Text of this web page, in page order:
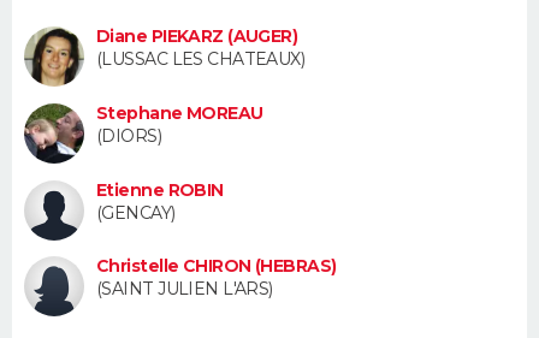
BONS PLANS
CARTE DE VOEUX
Carte de Noël
Carte Bonne année
Carte Saint-Valentin
Carte Pâques
Carte d'anniversaire
DICTIONNAIRE
Dictionnaire
Biographies
Citations
Expressions
Proverbes
PROGRAMME TV
COPAINS D'AVANT
S'inscrire
Se connecter
Lycées
Collèges
Primaires
Universités
Entreprises
Service militaire
Avis de recherche
AVIS DE DÉCÈS
Diane PIEKARZ (AUGER)
(LUSSAC LES CHATEAUX)
Stephane MOREAU
(DIORS)
Etienne ROBIN
(GENCAY)
Christelle CHIRON (HEBRAS)
(SAINT JULIEN L'ARS)